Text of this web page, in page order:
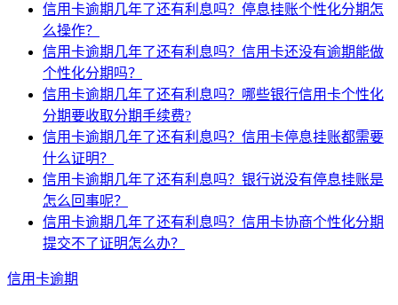
信用卡逾期几年了还有利息吗？停息挂账个性化分期怎
么操作？
信用卡逾期几年了还有利息吗？信用卡还没有逾期能做
个性化分期吗？
信用卡逾期几年了还有利息吗？哪些银行信用卡个性化
分期要收取分期手续费?
信用卡逾期几年了还有利息吗？信用卡停息挂账都需要
什么证明？
信用卡逾期几年了还有利息吗？银行说没有停息挂账是
怎么回事呢？
信用卡逾期几年了还有利息吗？信用卡协商个性化分期
提交不了证明怎么办？
信用卡逾期